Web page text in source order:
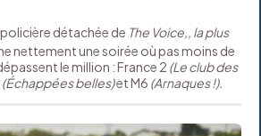
policière détachée de The Voice,, la plus
nettement une soirée où pas moins de
le million : France 2 (Le club des
(Échappées belles)et M6 (Arnaques !).